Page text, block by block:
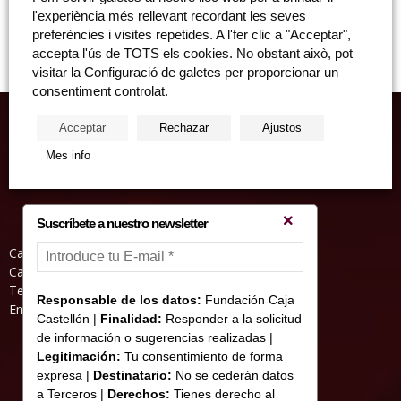
30207 Sala San Miguel, viernes, 15 de diciembre, 19:30 horas
Invitaciones a recoger en la Casa Abadía de...
Casa Abadia, Pl. de la Hierba s/nº, 12001
Castelló de la Plana
Teléfono: 964 23 25 51
Email: informacion@fundacioncajacastellon.es
Suscríbete a nuestro newsletter
Responsable de los datos: Fundación Caja
Castellón | Finalidad: Responder a la solicitud
de información o sugerencias realizadas |
Legitimación: Tu consentimiento de forma
expresa | Destinatario: No se cederán datos
a Terceros | Derechos: Tienes derecho al
l'experiència més rellevant recordant les seves
preferències i visites repetides. A l'fer clic a "Acceptar",
accepta l'ús de TOTS els cookies. No obstant això, pot
visitar la Configuració de galetes per proporcionar un
consentiment controlat.
Acceptar Rechazar Ajustos
Mes info